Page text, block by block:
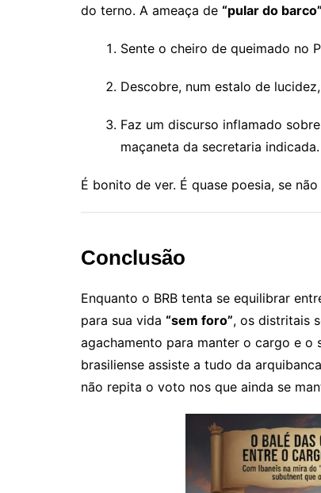
do terno. A ameaça de “pular do barco”
Sente o cheiro de queimado no
Descobre, num estalo de
Faz um discurso inflamado sobre
maçaneta da secretaria indicada.
É bonito de ver. É quase poesia, se
Conclusão
Enquanto o BRB tenta se equilibrar
para sua vida “sem foro”, os distritais
agachamento para manter o cargo e
brasiliense assiste a tudo da
não repita o voto nos que ainda se